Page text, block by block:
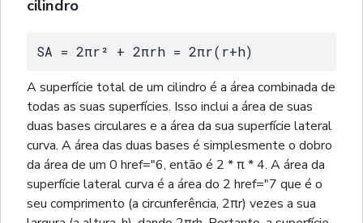
cilindro
SA = 2πr² + 2πrh = 2πr(r+h)
A superfície total de um cilindro é a área combinada de
todas as suas superfícies. Isso inclui a área de suas
duas bases circulares e a área da sua superfície lateral
curva. A área das duas bases é simplesmente o dobro
da área de um 0 href="6, então é 2 * π * 4. A área da
superfície lateral curva é a área do 2 href="7 que é o
seu comprimento (a circunferência, 2πr) vezes a sua